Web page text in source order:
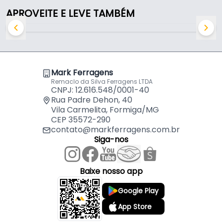
Pe183 Rometal
por
197,65
Perfil Puxador Facetato Champanhe 1001 Rm183
Rometal197,65
Ponteira Puxador Facetato Champanhe 1001 de
Ponteira Puxador Facetato Champanhe de 18mm
Pe183 Rometal
16,83
Ponteira Puxador Facetato Cromado de 15 Mm
Pe183 Rometal
APROVEITE E LEVE TAMBÉM
Mark Ferragens
Remaclo da Silva Ferragens LTDA
CNPJ: 12.616.548/0001-40
Rua Padre Dehon, 40
Vila Carmelita, Formiga/MG
CEP 35572-290
contato@markferragens.com.br
Siga-nos
Baixe nosso app
Google Play
App Store